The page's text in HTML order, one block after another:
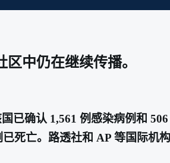
中仍在继续传播。
已确认 1,561 例感染病例和
死亡。路透社和 AP 等国际机